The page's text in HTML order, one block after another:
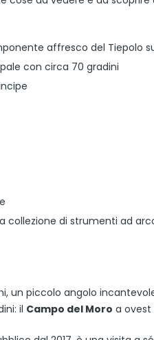
affresco del Tiepolo
con circa 70 gradini
collezione di strumenti ad
un piccolo angolo
il Campo del Moro a ovest